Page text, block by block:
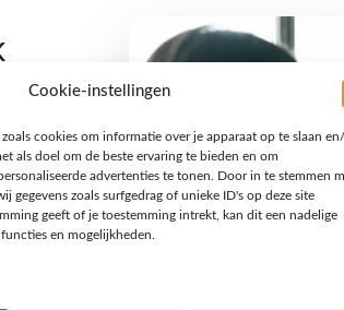
Cookie-instellingen
cookies om informatie over je apparaat op te slaan
als doel om de beste ervaring te bieden en om
advertenties te tonen. Door in te stemmen
gegevens zoals surfgedrag of unieke ID's op deze site
geeft of je toestemming intrekt, kan dit een nadelige
en mogelijkheden.
is